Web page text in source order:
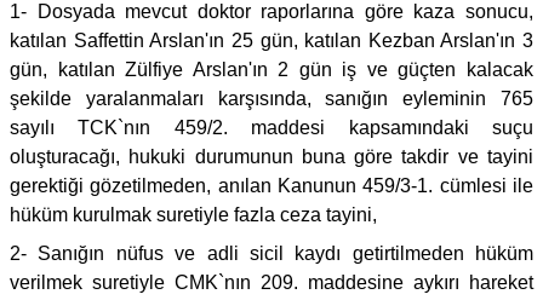
1- Dosyada mevcut doktor raporlarına göre kaza sonucu,
katılan Saffettin Arslan'ın 25 gün, katılan Kezban Arslan'ın 3
gün, katılan Zülfiye Arslan'ın 2 gün iş ve güçten kalacak
şekilde yaralanmaları karşısında, sanığın eyleminin 765
sayılı TCK`nın 459/2. maddesi kapsamındaki suçu
oluşturacağı, hukuki durumunun buna göre takdir ve tayini
gerektiği gözetilmeden, anılan Kanunun 459/3-1. cümlesi ile
hüküm kurulmak suretiyle fazla ceza tayini,
2- Sanığın nüfus ve adli sicil kaydı getirtilmeden hüküm
verilmek suretiyle CMK`nın 209. maddesine aykırı hareket